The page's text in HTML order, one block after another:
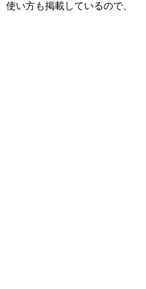
い方も掲載しているので、